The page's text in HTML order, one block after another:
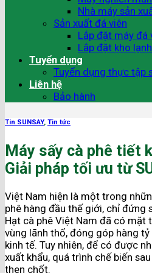
Nhà máy sản
Sản xuất đá viên
Lắp đặt máy đá
Lắp đặt kho lạnh
Tuyển dụng
Tuyển dụng thực tập
Liên hệ
Bảo hành
Tin SUNSAY, Tin tức
Máy sấy cà phê tiết
Giải pháp tối ưu từ
Việt Nam hiện là một trong
phê hàng đầu thế giới, chỉ đứng
Hạt cà phê Việt Nam đã có mặt
vùng lãnh thổ, đóng góp hàng
kinh tế. Tuy nhiên, để có được
xuất khẩu, quá trình chế biến
then chốt.